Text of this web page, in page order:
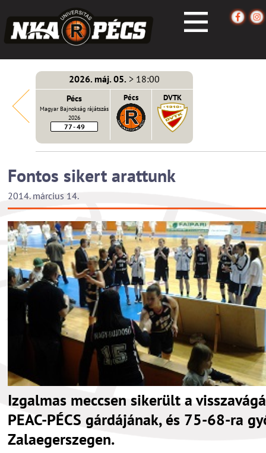
2026. máj. 05. > 18:00
Pécs
Magyar Bajnokság rájátszás
2026
77 - 49
Pécs DVTK
Fontos sikert arattunk
2014. március 14.
Izgalmas meccsen sikerült a
PEAC-PÉCS gárdájának, és 75-68-ra
Zalaegerszegen.